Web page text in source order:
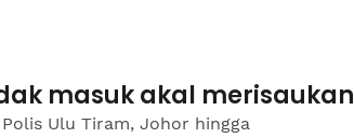
masuk akal merisaukan
Ulu Tiram, Johor hingga